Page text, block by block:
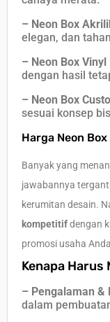
– Neon Box
elegan, dan
– Neon Box Vinyl
dengan hasil
– Neon Box
sesuai konsep
Harga Neon
Banyak yang
jawabannya
kerumitan desain.
kompetitifdengan
promosi usaha
Kenapa Harus
– Pengalaman &
dalam